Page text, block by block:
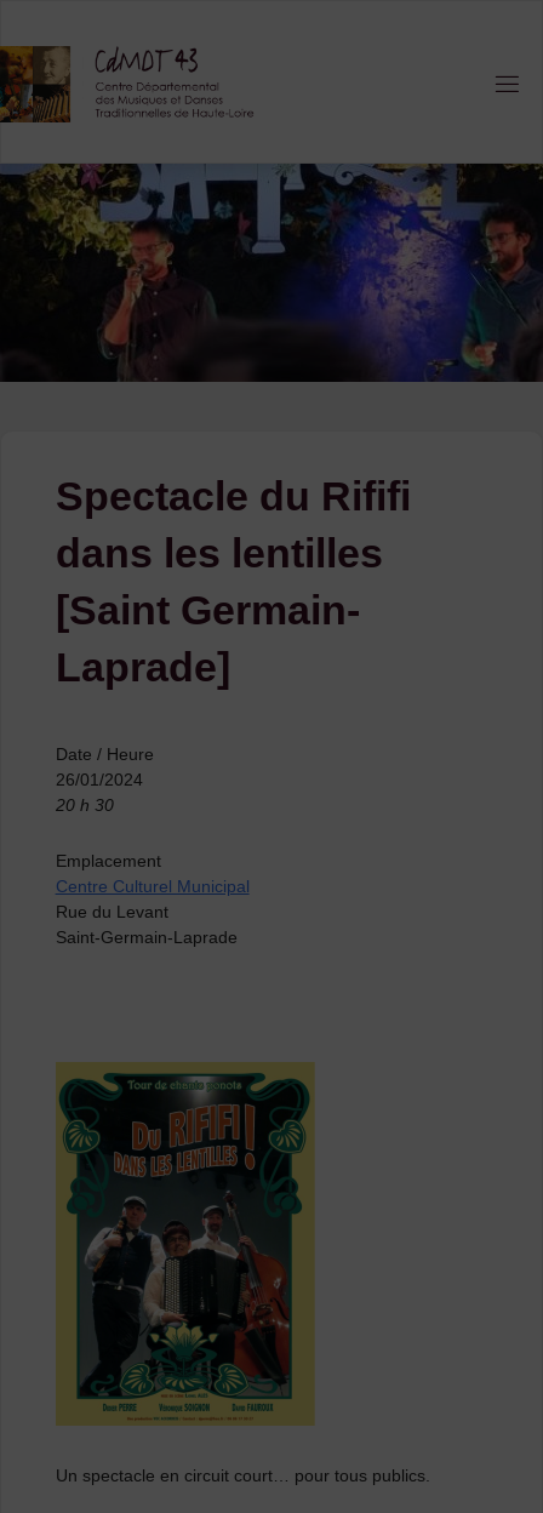
content
Spectacle du Rififi
dans les lentilles
[Saint Germain-
Laprade]
Date / Heure
26/01/2024
20 h 30
Emplacement
Centre Culturel Municipal
Rue du Levant
Saint-Germain-Laprade
Un spectacle en circuit court… pour tous publics.